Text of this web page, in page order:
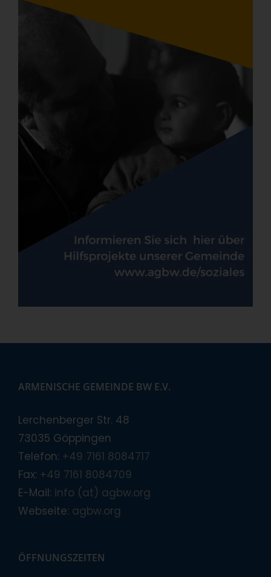
ARMENISCHE GEMEINDE BW E.V.
Lerchenberger Str. 48
73035 Göppingen
Telefon: +49 7161 8084717
Fax: +49 7161 8084709
E-Mail: info (at) agbw.org
Webseite: agbw.org
ÖFFNUNGSZEITEN